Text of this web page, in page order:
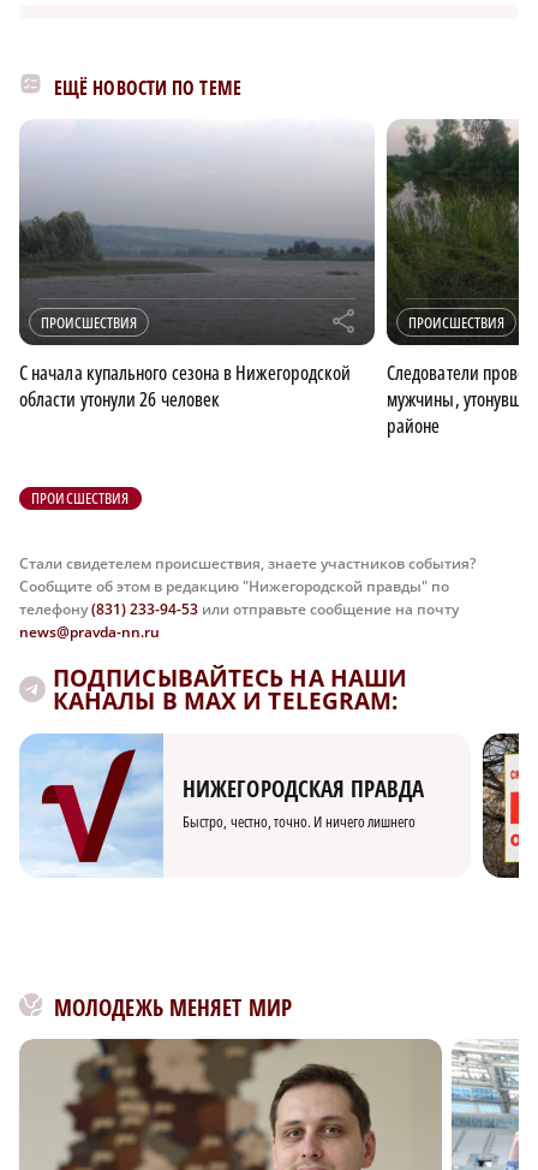
ЕЩЁ НОВОСТИ ПО ТЕМЕ
ПРОИСШЕСТВИЯ r
С начала купального сезона в Нижегородской
области утонули 26 человек
ПРОИСШЕСТВИЯ
Следователи
мужчины,
районе
ПРОИСШЕСТВИЯ
Стали свидетелем происшествия, знаете участников события?
Сообщите об этом в редакцию "Нижегородской правды" по
телефону(831) 233-94-53 или отправьте сообщение на почту
news@pravda-nn.ru
ПОДПИСЫВАЙТЕСЬ НА НАШИ
КАНАЛЫ В MAX И TELEGRAM:
НИЖЕГОРОДСКАЯ ПРАВДА
Быстро, честно, точно. И ничего лишнего
МОЛОДЕЖЬ МЕНЯЕТ МИР